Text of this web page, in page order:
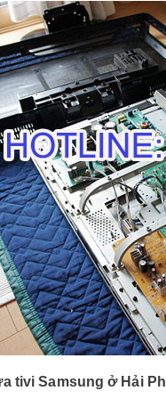
tivi Samsung ở Hải